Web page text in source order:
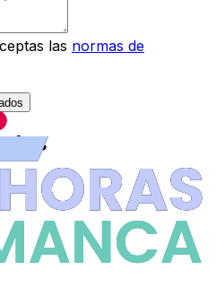
las normas de